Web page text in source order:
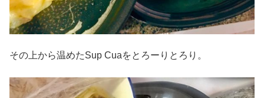
その上から温めたSup Cuaをとろーりとろり。